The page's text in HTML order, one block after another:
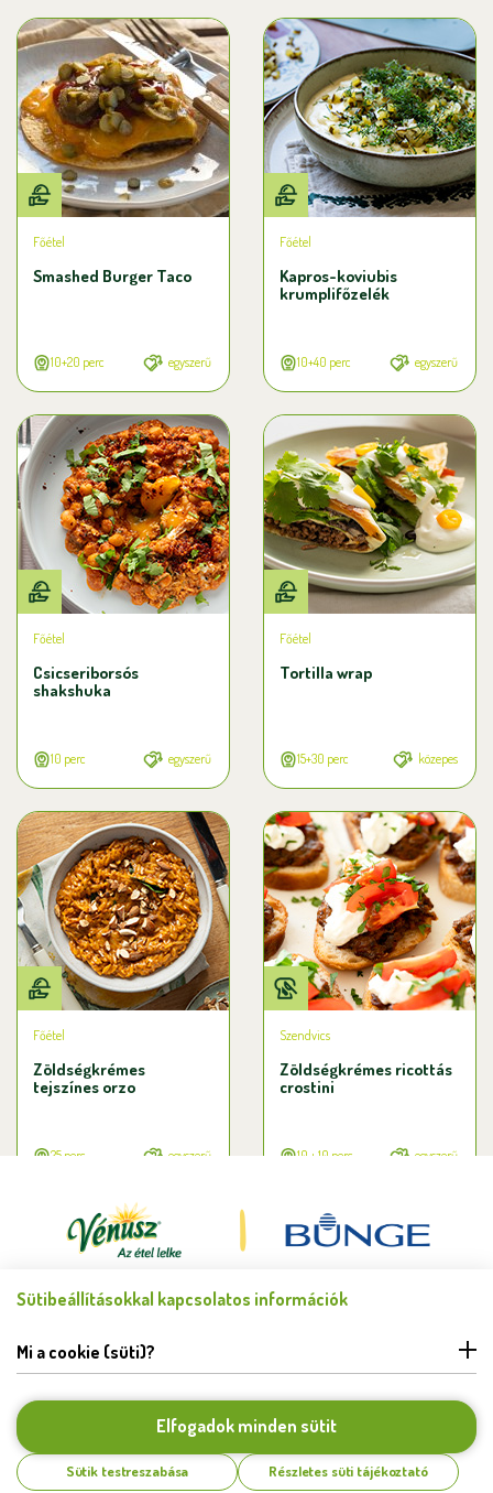
Sütibeállításokkal kapcsolatos információk
Mi a cookie (süti)?
Elfogadok minden sütit
Sütik testreszabása Részletes süti tájékoztató
Főétel
Smashed Burger Taco
10+20 perc egyszerű
Főétel
Kapros-koviubis
krumplifőzelék
10+40 perc egyszerű
Főétel
Csicseriborsós
shakshuka
10 perc egyszerű
Főétel
Tortilla wrap
15+30 perc közepes
Főétel
Zöldségkrémes
tejszínes orzo
25 perc egyszerű
Szendvics
Zöldségkrémes ricottás
crostini
10 + 10 perc egyszerű
Minden jog fenntartva © Bunge Zrt. 2026.
ADATKEZELÉSI TÁJÉKOZTATÓ
COOKIE BEÁLLÍTÁSOK
KAPCSOLAT